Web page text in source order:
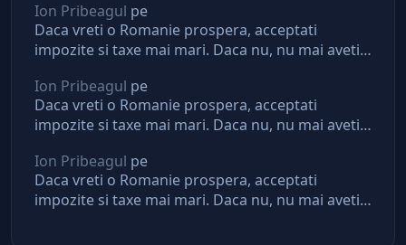
Ion Pribeagul pe
Daca vreti o Romanie prospera, acceptati
impozite si taxe mai mari. Daca nu, nu mai aveti
Ion Pribeagul pe
Daca vreti o Romanie prospera, acceptati
impozite si taxe mai mari. Daca nu, nu mai aveti
Ion Pribeagul pe
Daca vreti o Romanie prospera, acceptati
impozite si taxe mai mari. Daca nu, nu mai aveti